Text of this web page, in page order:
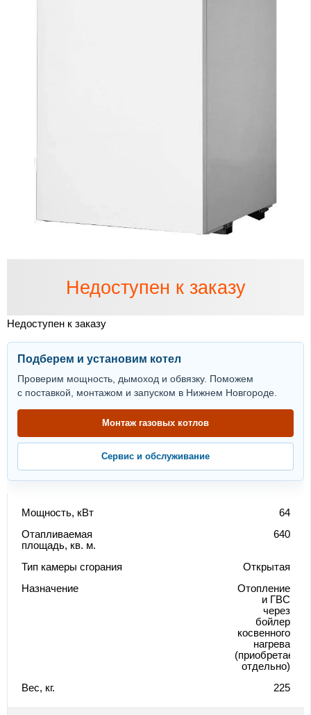
Недоступен к заказу
Недоступен к заказу
Подберем и установим котел
Проверим мощность, дымоход и обвязку. Поможем
с поставкой, монтажом и запуском в Нижнем Новгороде.
Монтаж газовых котлов
Сервис и обслуживание
Мощность, кВт
64
Отапливаемая
площадь, кв. м.
640
Тип камеры сгорания
Открытая
Назначение
Отопление
и ГВС
через
бойлер
косвенного
нагрева
(приобретается
отдельно)
Вес, кг.
225